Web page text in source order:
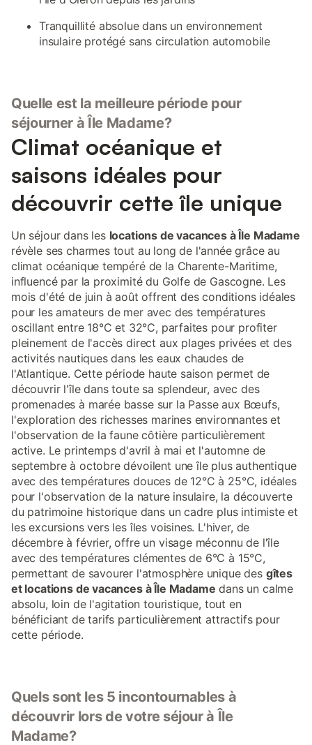
Tranquillité absolue dans un environnement
insulaire protégé sans circulation automobile
Quelle est la meilleure période pour
séjourner à Île Madame?
Climat océanique et
saisons idéales pour
découvrir cette île unique
Un séjour dans les locations de vacances à Île Madame
révèle ses charmes tout au long de l'année grâce au
climat océanique tempéré de la Charente-Maritime,
influencé par la proximité du Golfe de Gascogne. Les
mois d'été de juin à août offrent des conditions idéales
pour les amateurs de mer avec des températures
oscillant entre 18°C et 32°C, parfaites pour profiter
pleinement de l'accès direct aux plages privées et des
activités nautiques dans les eaux chaudes de
l'Atlantique. Cette période haute saison permet de
découvrir l'île dans toute sa splendeur, avec des
promenades à marée basse sur la Passe aux Bœufs,
l'exploration des richesses marines environnantes et
l'observation de la faune côtière particulièrement
active. Le printemps d'avril à mai et l'automne de
septembre à octobre dévoilent une île plus authentique
avec des températures douces de 12°C à 25°C, idéales
pour l'observation de la nature insulaire, la découverte
du patrimoine historique dans un cadre plus intimiste et
les excursions vers les îles voisines. L'hiver, de
décembre à février, offre un visage méconnu de l'île
avec des températures clémentes de 6°C à 15°C,
permettant de savourer l'atmosphère unique des gîtes
et locations de vacances à Île Madame dans un calme
absolu, loin de l'agitation touristique, tout en
bénéficiant de tarifs particulièrement attractifs pour
cette période.
Quels sont les 5 incontournables à
découvrir lors de votre séjour à Île
Madame?